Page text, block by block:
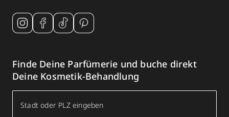
Finde Deine Parfümerie und buche direkt
Deine Kosmetik-Behandlung